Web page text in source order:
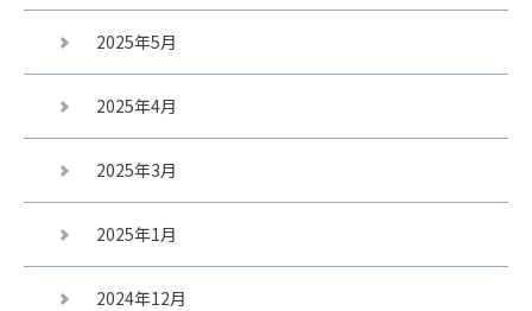
2025年5月
2025年4月
2025年3月
2025年1月
2024年12月